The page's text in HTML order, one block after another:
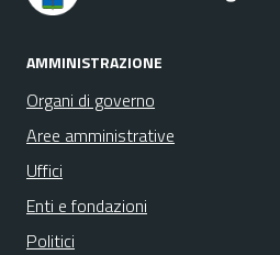
AMMINISTRAZIONE
Organi di governo
Aree amministrative
Uffici
Enti e fondazioni
Politici